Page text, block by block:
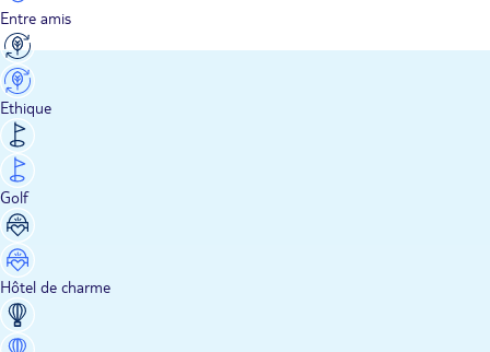
Entre amis
Ethique
Golf
Hôtel de charme